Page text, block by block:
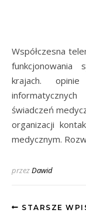
Współczesna telemedycyna stała się jednym z elementów
krajach.
świadczeń
organizacji
medycznym.
przezDawid
STARSZE